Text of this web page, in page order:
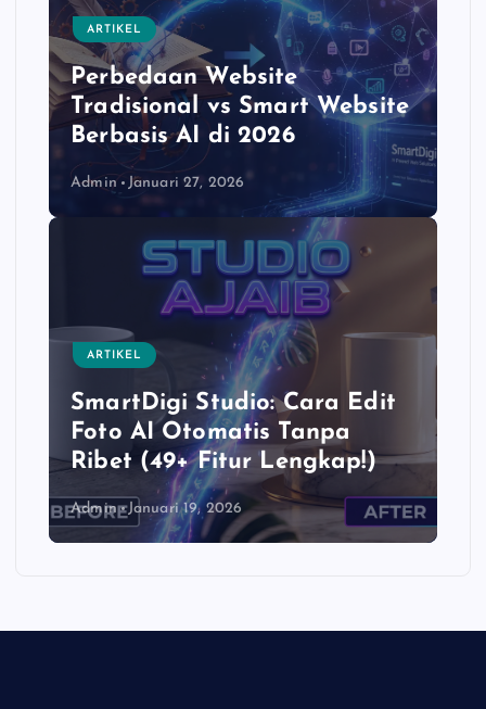
ARTIKEL
Perbedaan Website
Tradisional vs Smart Website
Berbasis AI di 2026
Admin Januari 27, 2026
ARTIKEL
SmartDigi Studio: Cara Edit
Foto AI Otomatis Tanpa
Ribet (49+ Fitur Lengkap!)
Admin Januari 19, 2026